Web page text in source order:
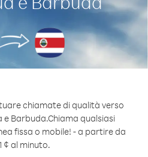
chiamate di qualità verso
e Barbuda.Chiama qualsiasi
fissa o mobile! - a partire da
¢ al minuto.